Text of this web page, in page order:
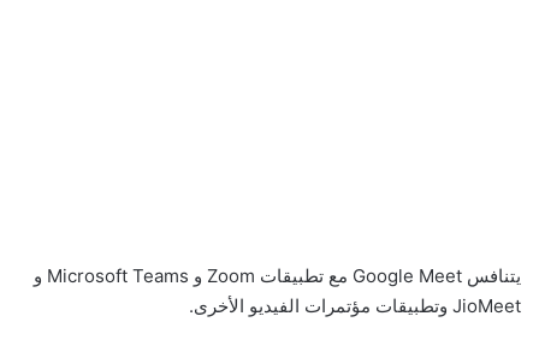
يتنافس Google Meet مع تطبيقات Zoom و Microsoft Teams و
JioMeet وتطبيقات مؤتمرات الفيديو الأخرى.